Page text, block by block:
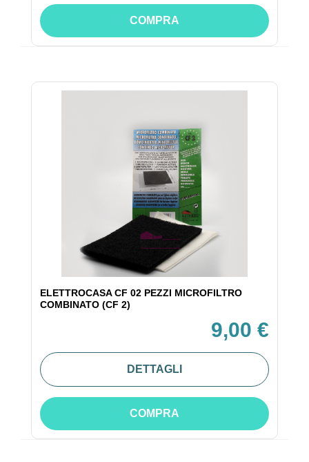
COMPRA
ELETTROCASA CF 02 PEZZI MICROFILTRO
COMBINATO (CF 2)
9,00 €
DETTAGLI
COMPRA